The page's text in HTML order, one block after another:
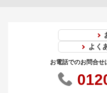
よく
お電話でのお問合せ